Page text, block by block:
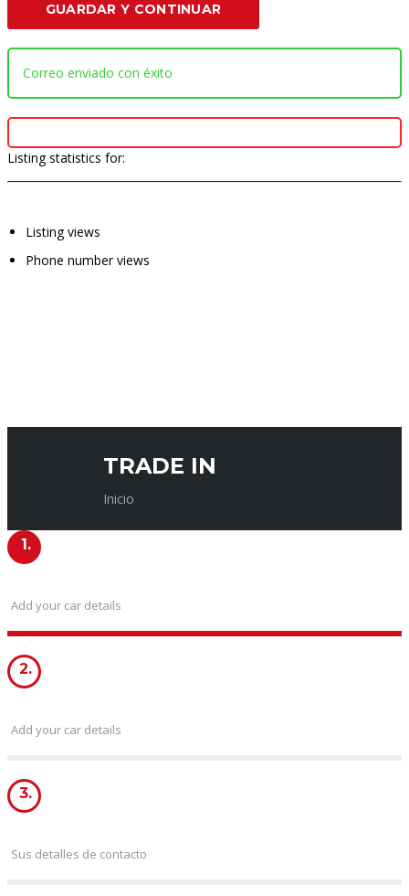
GUARDAR Y CONTINUAR
Correo enviado con éxito
Listing statistics for:
Listing views
Phone number views
TRADE IN
Inicio
1.
Add your car details
2.
Add your car details
3.
Sus detalles de contacto